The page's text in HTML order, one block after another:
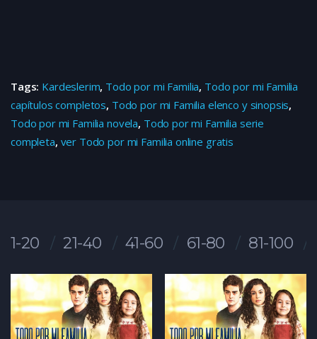
Tags: Kardeslerim, Todo por mi Familia, Todo por mi Familia
capítulos completos, Todo por mi Familia elenco y sinopsis,
Todo por mi Familia novela, Todo por mi Familia serie
completa, ver Todo por mi Familia online gratis
1-20 21-40 41-60 61-80 81-100